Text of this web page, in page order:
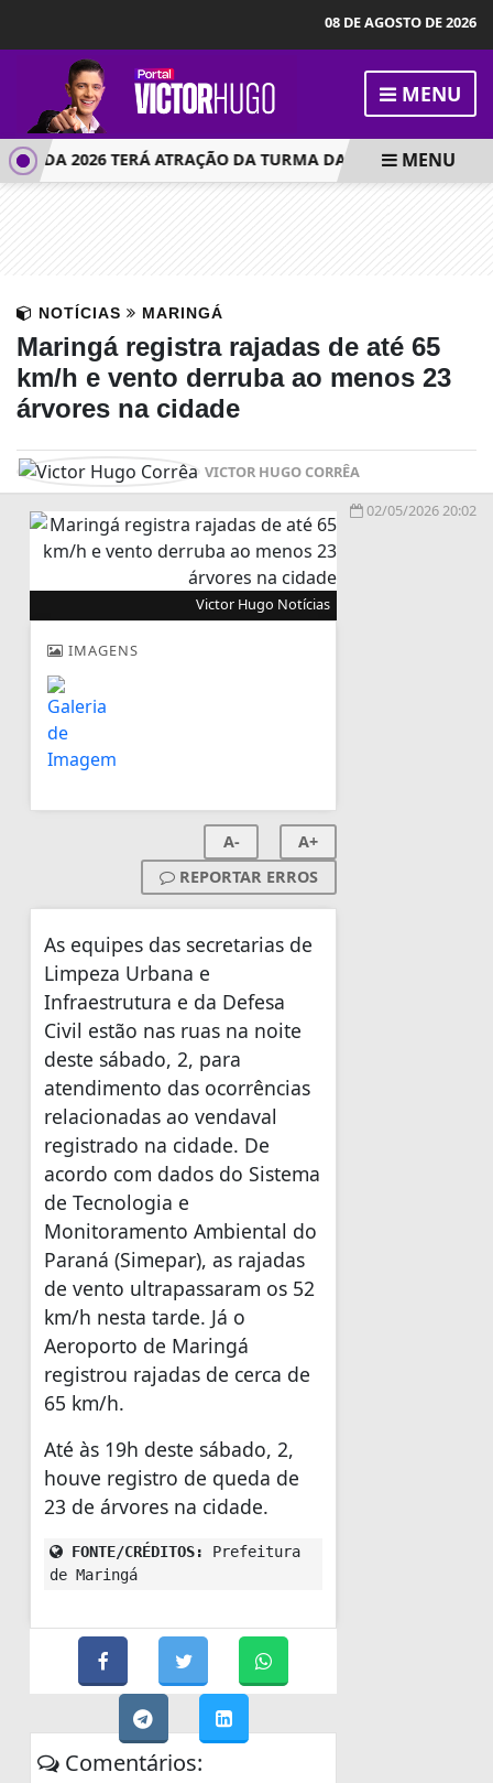
08 DE AGOSTO DE 2026
MENU
2026 TERÁ ATRAÇÃO DA TURMA DA MÔNICAMENU
NOTÍCIAS MARINGÁ
Maringá registra rajadas de até 65
km/h e vento derruba ao menos 23
árvores na cidade
VICTOR HUGO CORRÊA
02/05/2026 20:02
Victor Hugo Notícias
IMAGENS
A-
A+
REPORTAR ERROS
As equipes das secretarias de
Limpeza Urbana e
Infraestrutura e da Defesa
Civil estão nas ruas na noite
deste sábado, 2, para
atendimento das ocorrências
relacionadas ao vendaval
registrado na cidade. De
acordo com dados do Sistema
de Tecnologia e
Monitoramento Ambiental do
Paraná (Simepar), as rajadas
de vento ultrapassaram os 52
km/h nesta tarde. Já o
Aeroporto de Maringá
registrou rajadas de cerca de
65 km/h.
Até às 19h deste sábado, 2,
houve registro de queda de
23 de árvores na cidade.
FONTE/CRÉDITOS:
Prefeitura
de Maringá
Comentários: